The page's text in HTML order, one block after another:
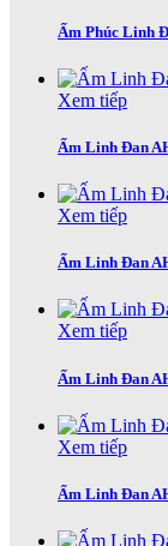
Ấm Phúc Linh
Xem tiếp
Ấm Linh Đan
Xem tiếp
Ấm Linh Đan
Xem tiếp
Ấm Linh Đan
Xem tiếp
Ấm Linh Đan